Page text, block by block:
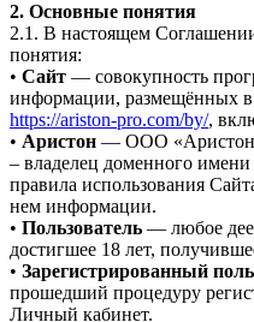
2. Основные понятия
2.1. В настоящем
понятия:
• Сайт — совокупность
информации, размещённых в
https://ariston-pro.com/by/,
• Аристон — ООО «Аристон
– владелец доменного
правила использования
нем информации.
• Пользователь — любое
достигшее 18 лет,
• Зарегистрированный
прошедший процедуру
Личный кабинет.